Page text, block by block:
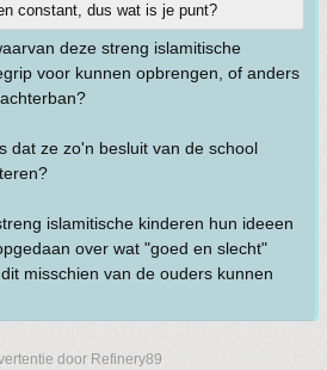
constant, dus wat is je punt?
deze streng islamitische
voor kunnen opbrengen, of anders
dat ze zo'n besluit van de school
islamitische kinderen hun ideeen
over wat "goed en slecht"
misschien van de ouders kunnen
door Refinery89